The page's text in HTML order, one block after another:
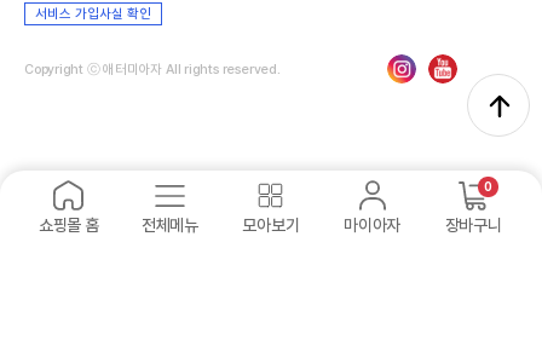
쇼핑몰 홈 전체메뉴 모아보기 마이아자 장바구니
0
서비스 가입사실 확인
Copyright ⓒ 애터미아자 All rights reserved.